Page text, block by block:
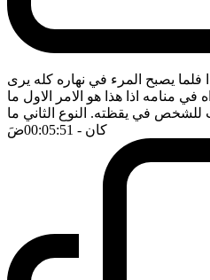
فلما يصبح المرء في نهاره كله يرى
في منامه اذا هذا هو الامر الاول ما
في يقظته. النوع الثاني ما
كان - 00:05:51 ضَ